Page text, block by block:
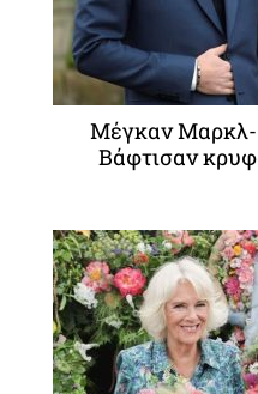
Μέγκαν Μαρκλ-
Βάφτισαν